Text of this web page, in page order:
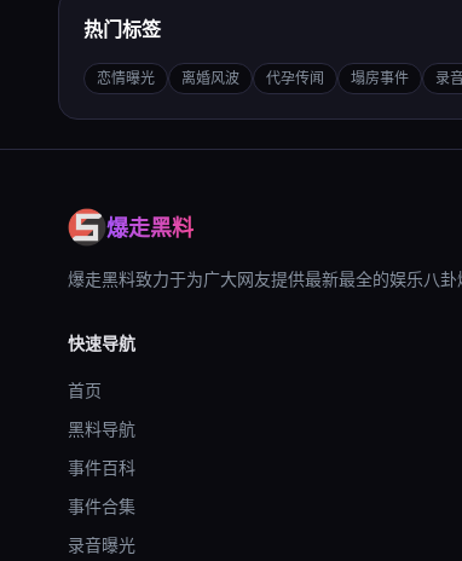
热门标签
恋情曝光 离婚风波 代孕传闻 塌房事件 录
爆走黑料
爆走黑料致力于为广大网友提供最新最全的娱乐八
快速导航
首页
黑料导航
事件百科
事件合集
录音曝光